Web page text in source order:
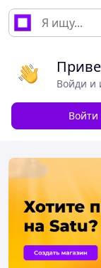
Войди и
Войти